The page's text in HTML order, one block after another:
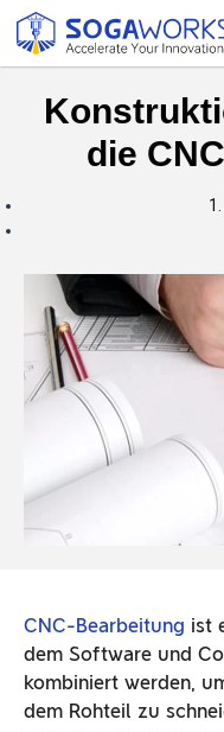
die
CNC-Bearbeitung ist
dem Software und
kombiniert werden,
dem Rohteil zu